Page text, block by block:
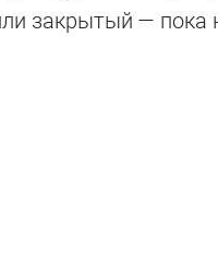
закрытый — пока